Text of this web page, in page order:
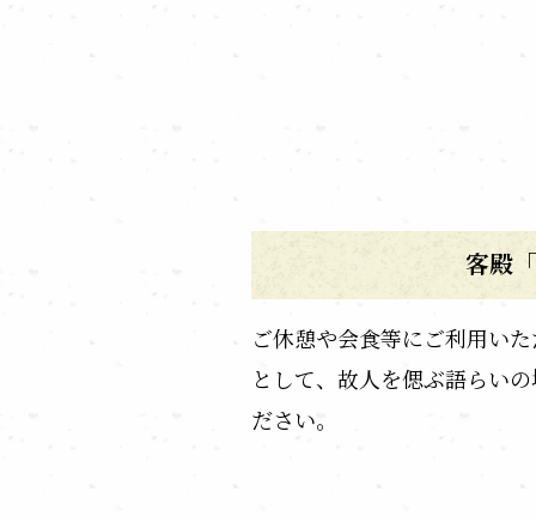
客殿
ご休憩や会食等にご利用い
として、故人を偲ぶ語らい
ださい。